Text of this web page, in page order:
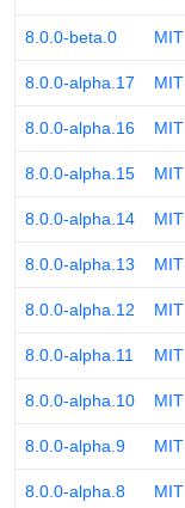
8.0.0-beta.0 MIT
8.0.0-alpha.17 MIT
8.0.0-alpha.16 MIT
8.0.0-alpha.15 MIT
8.0.0-alpha.14 MIT
8.0.0-alpha.13 MIT
8.0.0-alpha.12 MIT
8.0.0-alpha.11 MIT
8.0.0-alpha.10 MIT
8.0.0-alpha.9 MIT
8.0.0-alpha.8 MIT